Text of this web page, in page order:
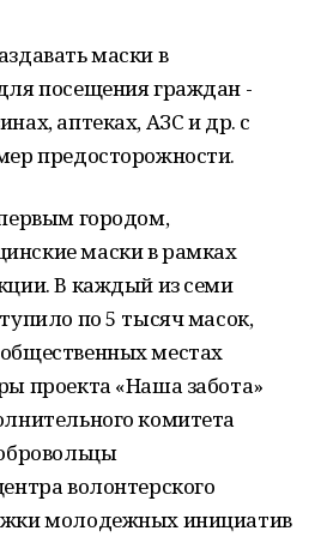
маски в
посещения граждан -
аптеках, АЗС и др. с
предосторожности.
городом,
маски в рамках
В каждый из семи
по 5 тысяч масок,
местах
проекта «Наша забота»
комитета
волонтерского
молодежных инициатив